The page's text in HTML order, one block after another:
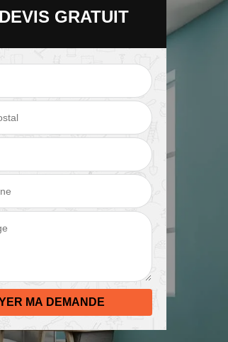
mur 82 Electricien 82
DEVIS GRATUIT